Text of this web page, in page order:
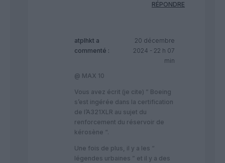
RÉPONDRE
atplhkt a
commenté :
20 décembre
2024 - 22 h 07
min
@ MAX 10
Vous avez écrit (je cite) ” Boeing
s’est ingérée dans la certification
de l’A321XLR au sujet du
renforcement du réservoir de
kérosène “.
Une fois de plus, il y a les “
légendes urbaines ” et il y a des